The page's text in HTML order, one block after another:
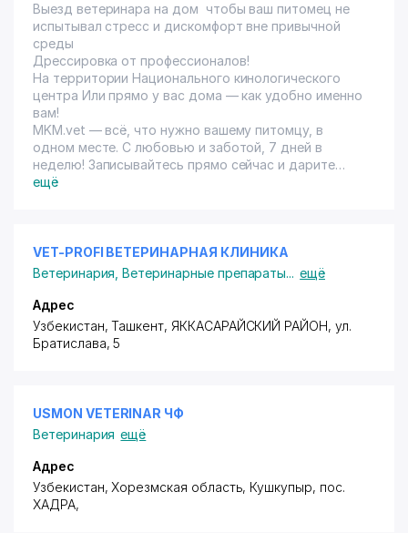
Выезд ветеринара на дом чтобы ваш питомец не
испытывал стресс и дискомфорт вне привычной
среды
Дрессировка от профессионалов!
На территории Национального кинологического
центра Или прямо у вас дома — как удобно именно
вам!
MKM.vet — всё, что нужно вашему питомцу, в
одном месте. С любовью и заботой, 7 дней в
неделю! Записывайтесь прямо сейчас и дарите
своему любимцу лучшее!
ещё
VET-PROFI ВЕТЕРИНАРНАЯ КЛИНИКА
Ветеринария ,Ветеринарные препараты... ещё
Адрес
Узбекистан, Ташкент, ЯККАСАРАЙСКИЙ РАЙОН, ул.
Братислава, 5
USMON VETERINAR ЧФ
Ветеринария ещё
Адрес
Узбекистан, Хорезмская область, Кушкупыр, пос.
ХАДРА,